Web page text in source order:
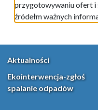
przygotowywaniu ofert i
źródełm ważnych
Aktualności
Ekointerwencja-zgłoś
spalanie odpadów